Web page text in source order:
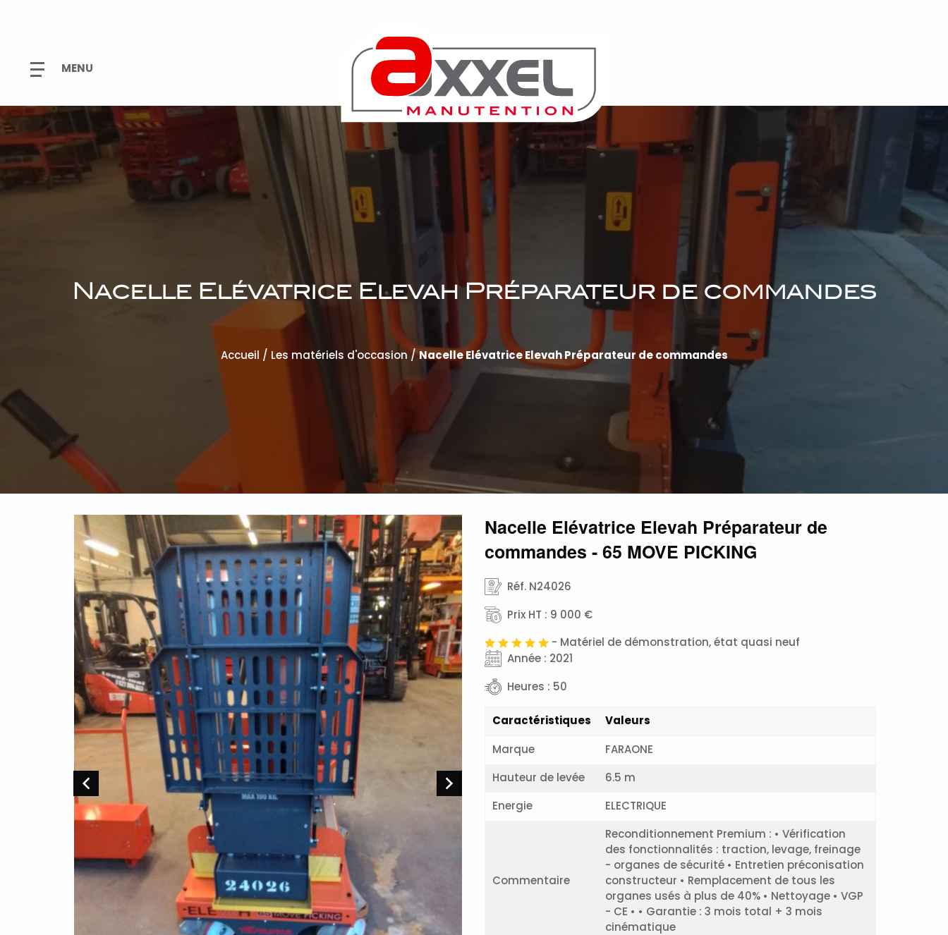
Nacelle Elévatrice Elevah Préparateur de commandes
Accueil / Les matériels d'occasion/Nacelle Elévatrice Elevah Préparateur de commandes
Nacelle Elévatrice Elevah Préparateur de
commandes - 65 MOVE PICKING
Réf. N24026
Prix HT : 9 000 €
- Matériel de démonstration, état quasi neuf
Année : 2021
Heures : 50
Caractéristiques
Valeurs
Marque
FARAONE
Hauteur de levée
6.5 m
Energie
ELECTRIQUE
Commentaire
Reconditionnement Premium : • Vérification
des fonctionnalités : traction, levage, freinage
- organes de sécurité • Entretien préconisation
constructeur • Remplacement de tous les
organes usés à plus de 40% • Nettoyage • VGP
- CE • • Garantie : 3 mois total + 3 mois
cinématique